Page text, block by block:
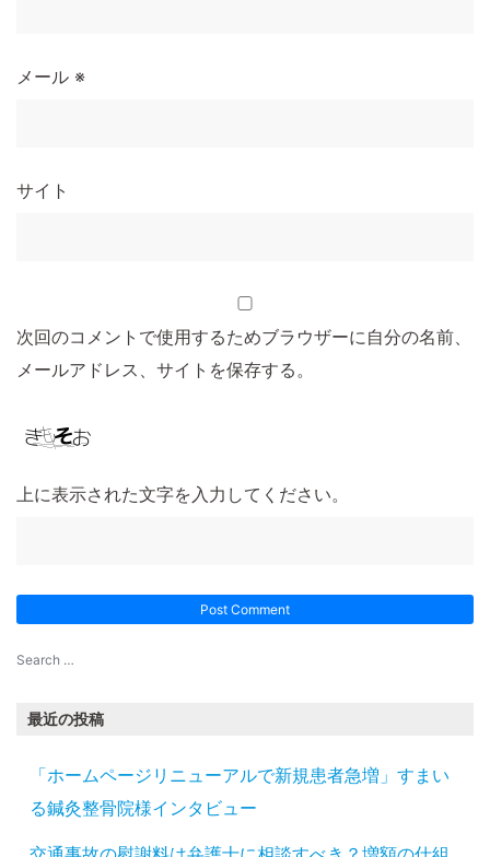
メール ※
サイト
次回のコメントで使用するためブラウザーに自分の名前、
メールアドレス、サイトを保存する。
上に表示された文字を入力してください。
最近の投稿
「ホームページリニューアルで新規患者急増」すまい
る鍼灸整骨院様インタビュー